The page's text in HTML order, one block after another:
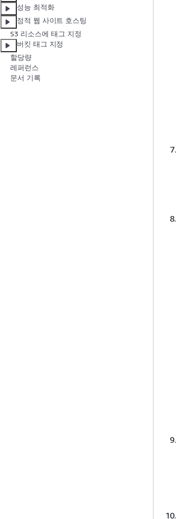
성능 최적화
정적 웹 사이트 호스팅
S3 리소스에 태그 지정
버킷 태그 지정
할당량
레퍼런스
문서 기록